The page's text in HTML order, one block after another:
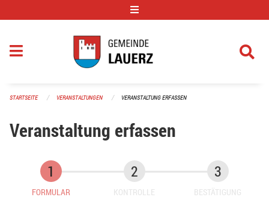
STARTSEITE VERANSTALTUNGEN VERANSTALTUNG ERFASSEN
Veranstaltung erfassen
FORMULAR KONTROLLE BESTÄTIGUNG